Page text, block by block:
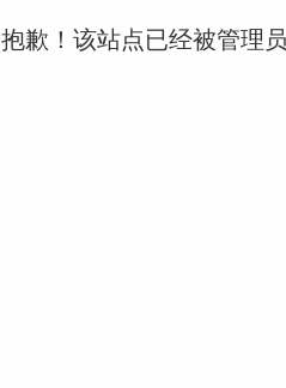
抱歉！该站点已经被管理